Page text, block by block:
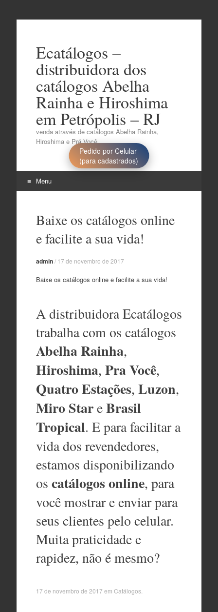
Pedido por Celular
(para cadastrados)
Ecatálogos –
distribuidora dos
catálogos Abelha
Rainha e Hiroshima
em Petrópolis – RJ
venda através de catálogos Abelha Rainha,
Hiroshima e Prá Você..
Menu
Baixe os catálogos online
e facilite a sua vida!
admin/ 17 de novembro de 2017
Baixe os catálogos online e facilite a sua vida!
A distribuidora Ecatálogos
trabalha com os catálogos
Abelha Rainha,
Hiroshima, Pra Você,
Quatro Estações, Luzon,
Miro StareBrasil
Tropical. E para facilitar a
vida dos revendedores,
estamos disponibilizando
os catálogos online, para
você mostrar e enviar para
seus clientes pelo celular.
Muita praticidade e
rapidez, não é mesmo?
17 de novembro de 2017 em Catálogos.